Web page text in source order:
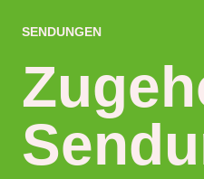
SENDUNGEN